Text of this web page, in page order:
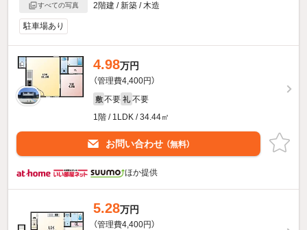
すべての写真
2階建 / 新築 / 木造
駐車場あり
4.98万円
（管理費4,400円）
敷 不要 礼 不要
1階 / 1LDK / 34.44㎡
お問い合わせ （無料）
ほか提供
5.28万円
（管理費4,400円）